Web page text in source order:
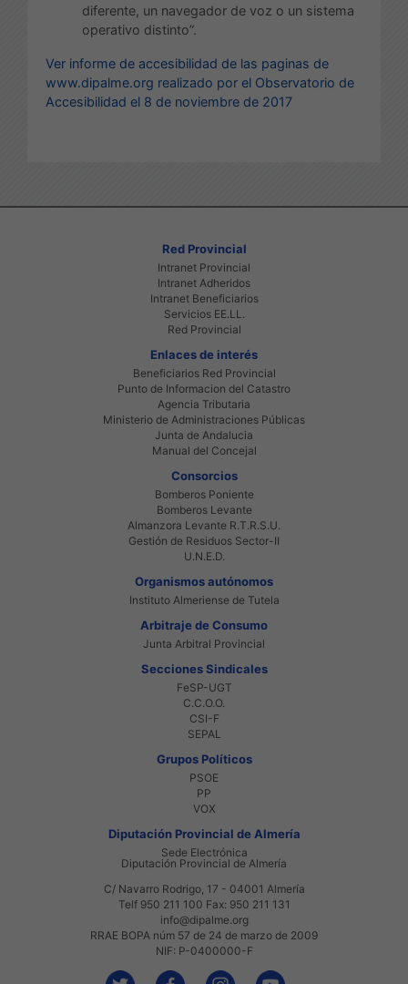
diferente, un navegador de voz o un sistema
operativo distinto”.
Ver informe de accesibilidad de las paginas de
www.dipalme.org realizado por el Observatorio de
Accesibilidad el 8 de noviembre de 2017
Red Provincial
Intranet Provincial
Intranet Adheridos
Intranet Beneficiarios
Servicios EE.LL.
Red Provincial
Enlaces de interés
Beneficiarios Red Provincial
Punto de Informacion del Catastro
Agencia Tributaria
Ministerio de Administraciones Públicas
Junta de Andalucia
Manual del Concejal
Consorcios
Bomberos Poniente
Bomberos Levante
Almanzora Levante R.T.R.S.U.
Gestión de Residuos Sector-II
U.N.E.D.
Organismos autónomos
Instituto Almeriense de Tutela
Arbitraje de Consumo
Junta Arbitral Provincial
Secciones Sindicales
FeSP-UGT
C.C.O.O.
CSI-F
SEPAL
Grupos Políticos
PSOE
PP
VOX
Diputación Provincial de Almería
Sede Electrónica
Diputación Provincial de Almería
C/ Navarro Rodrigo, 17 - 04001 Almería
Telf 950 211 100 Fax: 950 211 131
info@dipalme.org
RRAE BOPA núm 57 de 24 de marzo de 2009
NIF: P-0400000-F